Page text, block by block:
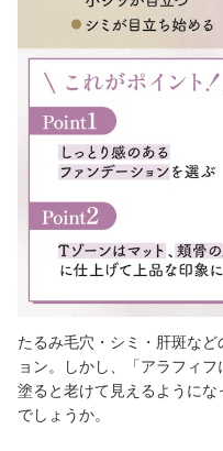
たるみ毛穴・シミ・肝斑など
ョン。しかし、「アラフィ
塗ると老けて見えるように
でしょうか。